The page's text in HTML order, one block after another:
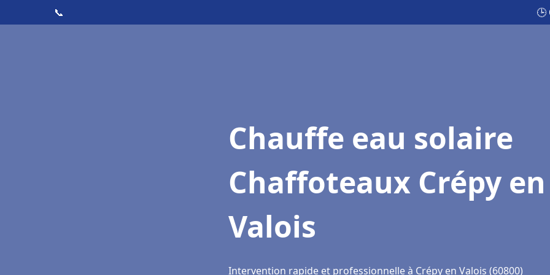
📞 🕒
Chauffe eau solaire
Chaffoteaux Crépy en
Valois
Intervention rapide et professionnelle à Crépy en Valois (60800)